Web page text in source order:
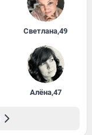
Светлана,49
Алёна,47